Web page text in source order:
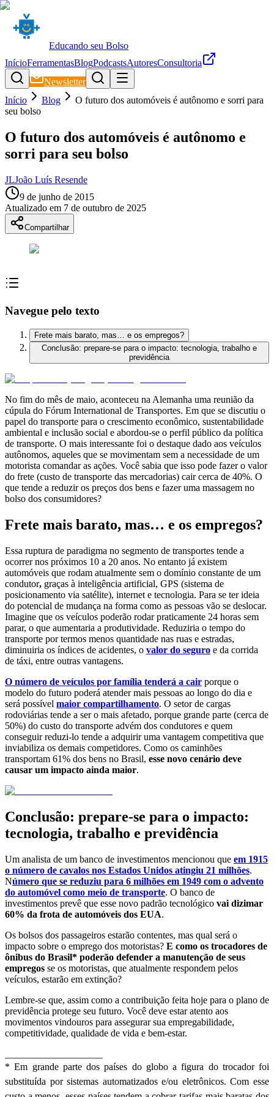
Educando seu Bolso
InícioFerramentasBlogPodcastsAutoresConsultoria
Newsletter
Início
Blog
O futuro dos automóveis é autônomo e sorri para
seu bolso
O futuro dos automóveis é autônomo e
sorri para seu bolso
JLJoão Luís Resende
9 de junho de 2015
Atualizado em 7 de outubro de 2025
Compartilhar
Navegue pelo texto
Frete mais barato, mas… e os empregos?
Conclusão: prepare-se para o impacto: tecnologia, trabalho e
previdência
No fim do mês de maio, aconteceu na Alemanha uma reunião da
cúpula do Fórum International de Transportes. Em que se discutiu o
papel do transporte para o crescimento econômico, sustentabilidade
ambiental e inclusão social e abordou-se o perfil público da política
de transporte. O mais interessante foi o destaque dado aos veículos
autônomos, aqueles que se movimentam sem a necessidade de um
motorista comandar as ações. Você sabia que isso pode fazer o valor
do frete (custo de transporte das mercadorias) cair cerca de 40%. O
que tende a reduzir os preços dos bens e fazer uma massagem no
bolso dos consumidores?
Frete mais barato, mas… e os empregos?
Essa ruptura de paradigma no segmento de transportes tende a
ocorrer nos próximos 10 a 20 anos. No entanto já existem
automóveis que rodam atualmente sem o domínio constante de um
condutor, graças à inteligência artificial, GPS (sistema de
posicionamento via satélite), internet e tecnologia. Para se ter ideia
do potencial de mudança na forma como as pessoas vão se deslocar.
Imagine que os veículos poderão rodar praticamente 24 horas sem
parar, o que aumentaria a produtividade. Reduziria o tempo do
transporte por termos menos quantidade nas ruas e estradas,
diminuiria os índices de acidentes, o valor do seguro e da corrida
de táxi, entre outras vantagens.
O número de veículos por família tenderá a cair porque o
modelo do futuro poderá atender mais pessoas ao longo do dia e
será possível maior compartilhamento. O setor de cargas
rodoviárias tende a ser o mais afetado, porque grande parte (cerca de
50%) do custo do transporte advém dos condutores e quem
conseguir reduzi-lo tende a adquirir uma vantagem competitiva que
inviabiliza os demais competidores. Como os caminhões
transportam 61% dos bens no Brasil, esse novo cenário deve
causar um impacto ainda maior.
Conclusão: prepare-se para o impacto:
tecnologia, trabalho e previdência
Um analista de um banco de investimentos mencionou que em 1915
o número de cavalos nos Estados Unidos atingiu 21 milhões.
Número que se reduziu para 6 milhões em 1949 com o advento
do automóvel como meio de transporte. O banco de
investimentos prevê que esse novo padrão tecnológico vai dizimar
60% da frota de automóveis dos EUA.
Os bolsos dos passageiros estarão contentes, mas qual será o
impacto sobre o emprego dos motoristas? E como os trocadores de
ônibus do Brasil* poderão defender a manutenção de seus
empregos se os motoristas, que atualmente respondem pelos
veículos, estarão em extinção?
Lembre-se que, assim como a contribuição feita hoje para o plano de
previdência protege seu futuro. Você deve estar atento aos
movimentos vindouros para assegurar sua empregabilidade,
competitividade, qualidade de vida e bem-estar.
* Em grande parte dos países do globo a figura do trocador foi
substituída por sistemas automatizados e/ou eletrônicos. Com esse